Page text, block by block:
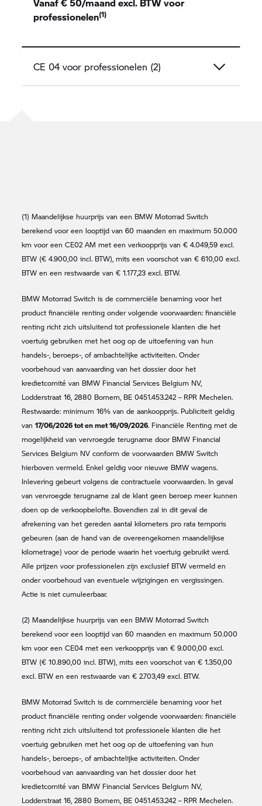
professionelen(1)
CE 04 voor professionelen (2)
(1) Maandelijkse huurprijs van een BMW Motorrad Switch
berekend voor een looptijd van 60 maanden en maximum 50.000
km voor een CE02 AM met een verkoopprijs van € 4.049,59 excl.
BTW (€ 4.900,00 incl. BTW), mits een voorschot van € 610,00 excl.
BTW en een restwaarde van € 1.177,23 excl. BTW.
BMW Motorrad Switch is de commerciële benaming voor het
product financiële renting onder volgende voorwaarden: financiële
renting richt zich uitsluitend tot professionele klanten die het
voertuig gebruiken met het oog op de uitoefening van hun
handels-, beroeps-, of ambachtelijke activiteiten. Onder
voorbehoud van aanvaarding van het dossier door het
kredietcomité van BMW Financial Services Belgium NV,
Lodderstraat 16, 2880 Bornem, BE 0451.453.242 – RPR Mechelen.
Restwaarde: minimum 16% van de aankoopprijs. Publiciteit geldig
van17/06/2026 tot en met 16/09/2026. Financiële Renting met de
mogelijkheid van vervroegde terugname door BMW Financial
Services Belgium NV conform de voorwaarden BMW Switch
hierboven vermeld. Enkel geldig voor nieuwe BMW wagens.
Inlevering gebeurt volgens de contractuele voorwaarden. In geval
van vervroegde terugname zal de klant geen beroep meer kunnen
doen op de verkoopbelofte. Bovendien zal in dit geval de
afrekening van het gereden aantal kilometers pro rata temporis
gebeuren (aan de hand van de overeengekomen maandelijkse
kilometrage) voor de periode waarin het voertuig gebruikt werd.
Alle prijzen voor professionelen zijn exclusief BTW vermeld en
onder voorbehoud van eventuele wijzigingen en vergissingen.
Actie is niet cumuleerbaar.
(2) Maandelijkse huurprijs van een BMW Motorrad Switch
berekend voor een looptijd van 60 maanden en maximum 50.000
km voor een CE04 met een verkoopprijs van € 9.000,00 excl.
BTW (€ 10.890,00 incl. BTW), mits een voorschot van € 1.350,00
excl. BTW en een restwaarde van € 2.703,49 excl. BTW.
BMW Motorrad Switch is de commerciële benaming voor het
product financiële renting onder volgende voorwaarden: financiële
renting richt zich uitsluitend tot professionele klanten die het
voertuig gebruiken met het oog op de uitoefening van hun
handels-, beroeps-, of ambachtelijke activiteiten. Onder
voorbehoud van aanvaarding van het dossier door het
kredietcomité van BMW Financial Services Belgium NV,
Lodderstraat 16, 2880 Bornem, BE 0451.453.242 – RPR Mechelen.